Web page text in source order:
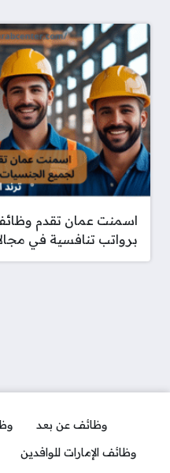
اسمنت عمان تقدم
برواتب تنافسية في
وظائف عن بعد
وظائف الإمارات للوافدين